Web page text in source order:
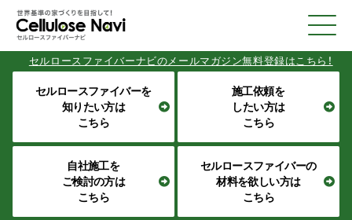
ースファイバーナビのメールマガジン無料登録はこちら！
セルロースファイバーを
知りたい方は
こちら
施工依頼を
したい方は
こちら
自社施工を
ご検討の方は
こちら
セルロースファイバーの
材料を欲しい方は
こちら